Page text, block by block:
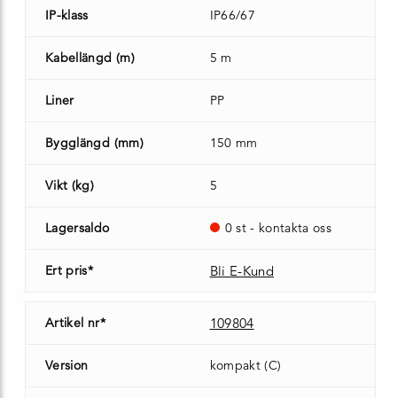
IP-klass IP66/67
Kabellängd (m) 5 m
Liner PP
Bygglängd (mm) 150 mm
Vikt (kg) 5
Lagersaldo 0 st - kontakta oss
Ert pris* Bli E-Kund
Artikel nr* 109804
Version kompakt (C)